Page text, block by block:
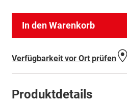
In den Warenkorb
Verfügbarkeit vor Ort prüfen
Produktdetails